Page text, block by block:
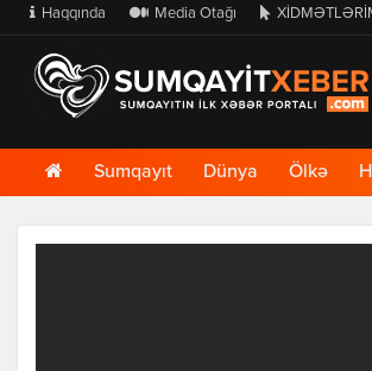
Haqqında Media Otağı
Ana
Səhifə
Sumqayıt Dünya Ölkə